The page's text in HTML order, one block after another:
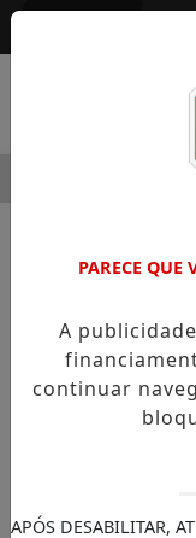
Cerimônia
do Parque
de São
Parque de
Paulo
PARECE QUE
A
continuar
APÓS DESABILITAR,